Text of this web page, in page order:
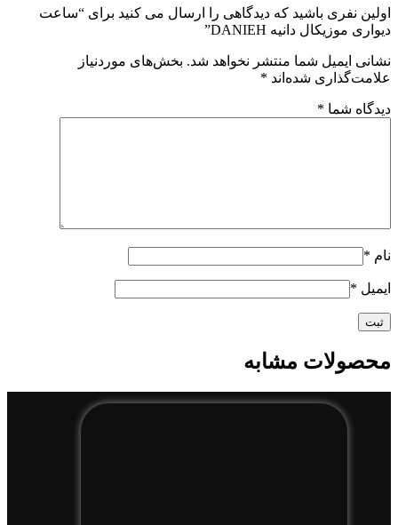
اولین نفری باشید که دیدگاهی را ارسال می کنید برای “ساعت
دیواری موزیکال دانیه DANIEH”
نشانی ایمیل شما منتشر نخواهد شد. بخش‌های موردنیاز
علامت‌گذاری شده‌اند *
دیدگاه شما *
نام *
ایمیل *
محصولات مشابه